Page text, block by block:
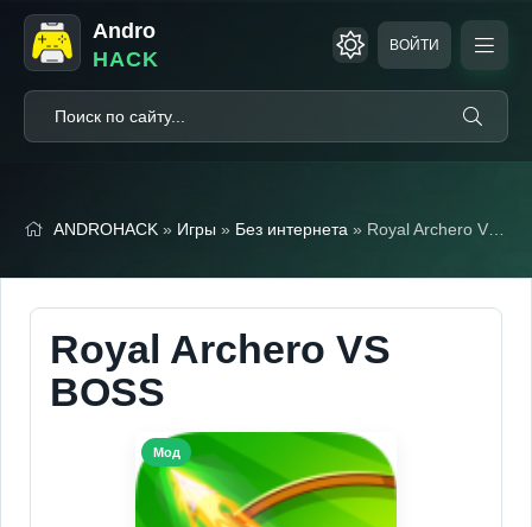
Andro
HACK
ВОЙТИ
ANDROHACK » Игры » Без интернета » Royal Archero VS BOSS (Мод, Много денег)
Royal Archero VS
BOSS
Мод